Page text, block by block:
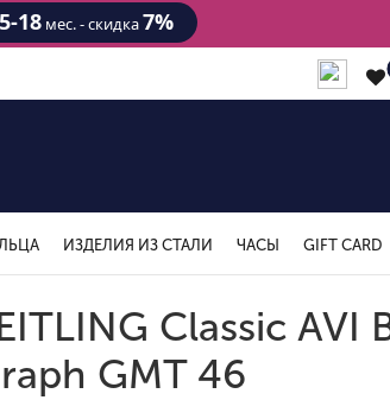
18мес. - скидка7%
ИЗДЕЛИЯ ИЗ СТАЛИ ЧАСЫ GIFT CARD
Classic AVI
GMT 46